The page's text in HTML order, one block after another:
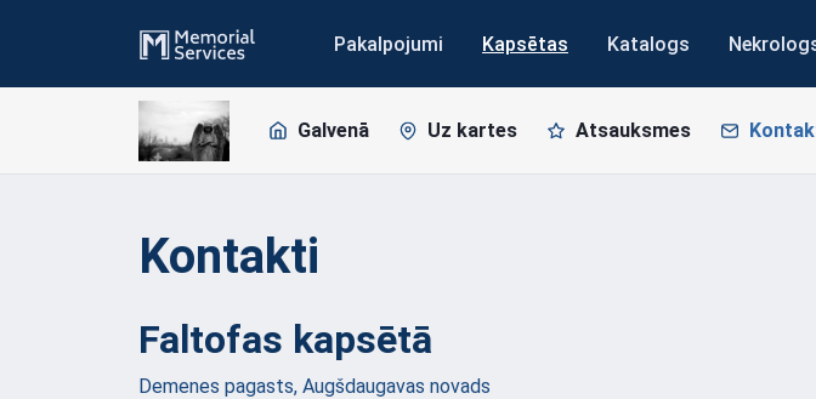
Pakalpojumi Kapsētas Katalogs
Galvenā Uz kartes Atsauksmes
Kontakti
Faltofas kapsētā
Demenes pagasts, Augšdaugavas novads